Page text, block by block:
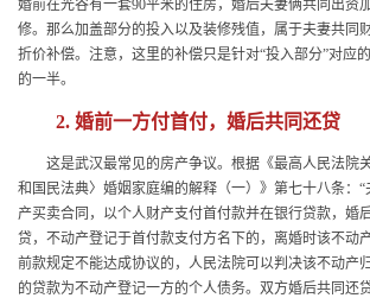
婚前在光谷有一套90平米的住房，婚后夫妻俩共同出资
修。那么加盖部分的投入以及装修残值，属于夫妻共同
折价补偿。注意，这里的补偿只是针对“投入部分”对应
的一半。
2. 婚前一方付首付，婚后共同还贷
这是武汉最常见的房产争议。根据《最高人民法院
和国民法典〉婚姻家庭编的解释（一）》第七十八条：
产买卖合同，以个人财产支付首付款并在银行贷款，婚
贷，不动产登记于首付款支付方名下的，离婚时该不动
前款规定不能达成协议的，人民法院可以判决该不动产
的贷款为不动产登记一方的个人债务。双方婚后共同还